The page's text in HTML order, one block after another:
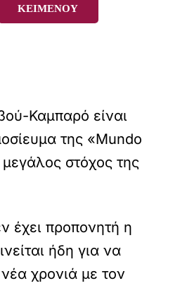
ΚΕΙΜΕΝΟΥ
Καμπαρό είναι
της «Mundo
στόχος της
έχει προπονητή η
ήδη για να
νέα χρονιά με τον